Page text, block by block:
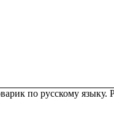
по русскому языку.